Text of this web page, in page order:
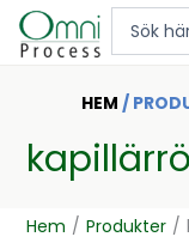
Hoppa
Search
HEM /
Hem / Produkter /